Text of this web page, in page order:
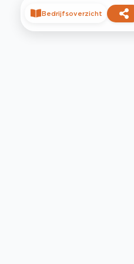
Bedrijfsoverzicht